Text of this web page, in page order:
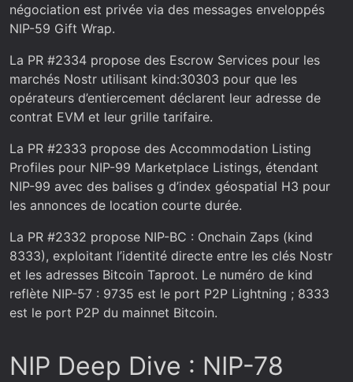
négociation est privée via des messages enveloppés
NIP-59 Gift Wrap.
La PR #2334 propose des Escrow Services pour les
marchés Nostr utilisant kind:30303 pour que les
opérateurs d’entiercement déclarent leur adresse de
contrat EVM et leur grille tarifaire.
La PR #2333 propose des Accommodation Listing
Profiles pour NIP-99 Marketplace Listings, étendant
NIP-99 avec des balises g d’index géospatial H3 pour
les annonces de location courte durée.
La PR #2332 propose NIP-BC : Onchain Zaps (kind
8333), exploitant l’identité directe entre les clés Nostr
et les adresses Bitcoin Taproot. Le numéro de kind
reflète NIP-57 : 9735 est le port P2P Lightning ; 8333
est le port P2P du mainnet Bitcoin.
NIP Deep Dive : NIP-78